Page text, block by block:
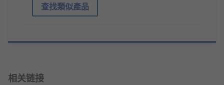
查找類似產品
相关链接